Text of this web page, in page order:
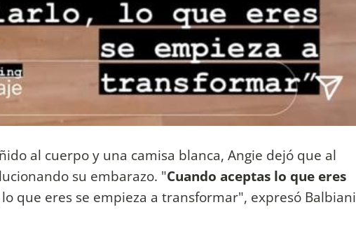
al cuerpo y una camisa blanca, Angie dejó que al
su embarazo. "Cuando aceptas lo que eres
lo que eres se empieza a transformar", expresó Balbiani